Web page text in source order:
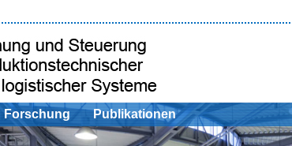
Forschung Publikationen